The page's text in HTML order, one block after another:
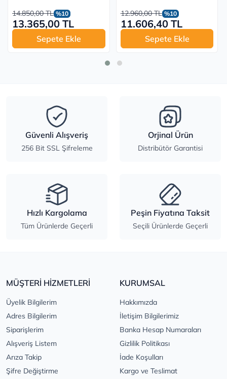
14.850,00 TL %10
13.365,00 TL
Sepete Ekle
12.960,00 TL %10
11.606,40 TL
Sepete Ekle
Güvenli Alışveriş
256 Bit SSL Şifreleme
Orjinal Ürün
Distribütör Garantisi
Hızlı Kargolama
Tüm Ürünlerde Geçerli
Peşin Fiyatına Taksit
Seçili Ürünlerde Geçerli
MÜŞTERİ HİZMETLERİ
Üyelik Bilgilerim
Adres Bilgilerim
Siparişlerim
Alışveriş Listem
Arıza Takip
Şifre Değiştirme
KURUMSAL
Hakkımızda
İletişim Bilgilerimiz
Banka Hesap Numaraları
Gizlilik Politikası
İade Koşulları
Kargo ve Teslimat